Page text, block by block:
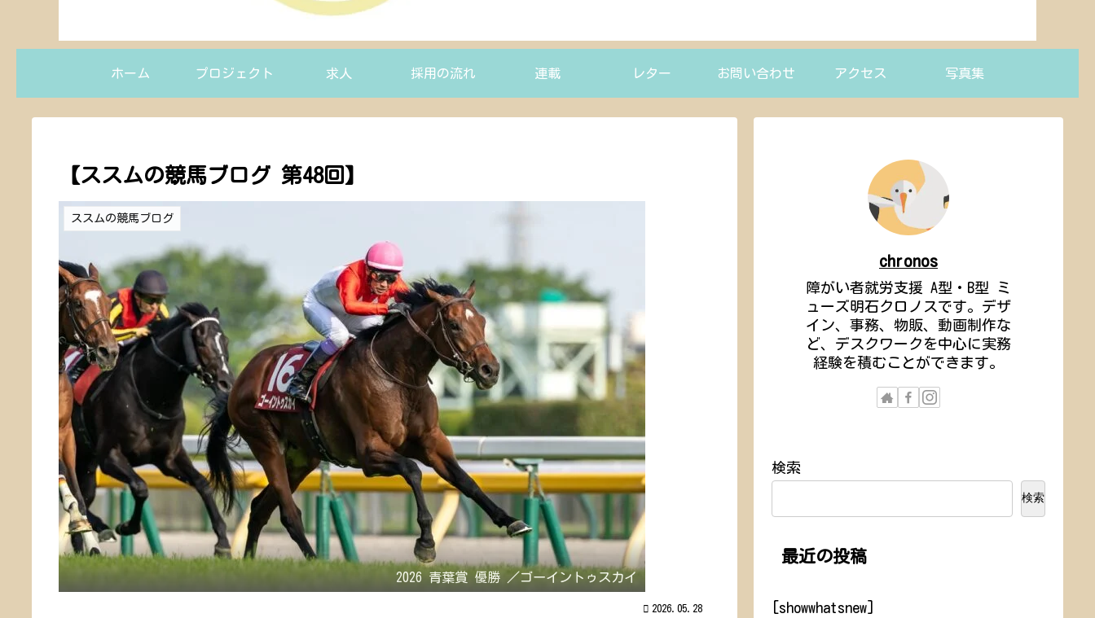
ホーム プロジェクト 求人 採用の流れ 連載 レター お問い合わせ アクセス 写真集
【ススムの競馬ブログ 第48回】
ススムの競馬ブログ
2026 青葉賞 優勝 ／ゴーイントゥスカイ
2026.05.28
chronos
障がい者就労支援 A型・B型 ミ
ューズ明石クロノスです。デザ
イン、事務、物販、動画制作な
ど、デスクワークを中心に実務
経験を積むことができます。
検索
検索
最近の投稿
[showwhatsnew]